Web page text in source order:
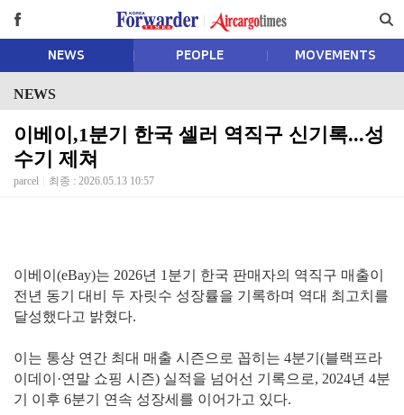
NEWS PEOPLE MOVEMENTS
NEWS
이베이,1분기 한국 셀러 역직구 신기록...성
수기 제쳐
parcel 최종 : 2026.05.13 10:57
이베이(eBay)는 2026년 1분기 한국 판매자의 역직구 매출이
전년 동기 대비 두 자릿수 성장률을 기록하며 역대 최고치를
달성했다고 밝혔다.
이는 통상 연간 최대 매출 시즌으로 꼽히는 4분기(블랙프라
이데이·연말 쇼핑 시즌) 실적을 넘어선 기록으로, 2024년 4분
기 이후 6분기 연속 성장세를 이어가고 있다.